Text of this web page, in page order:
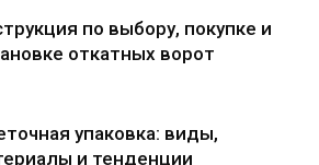
по выбору, покупке и
откатных ворот
упаковка: виды,
и тенденции